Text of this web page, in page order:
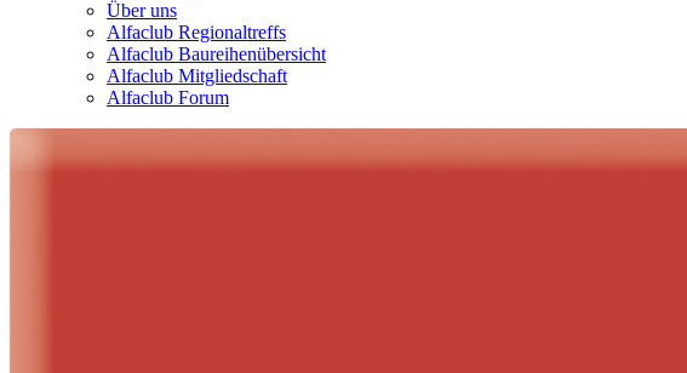
Über uns
Alfaclub Regionaltreffs
Alfaclub Baureihenübersicht
Alfaclub Mitgliedschaft
Alfaclub Forum